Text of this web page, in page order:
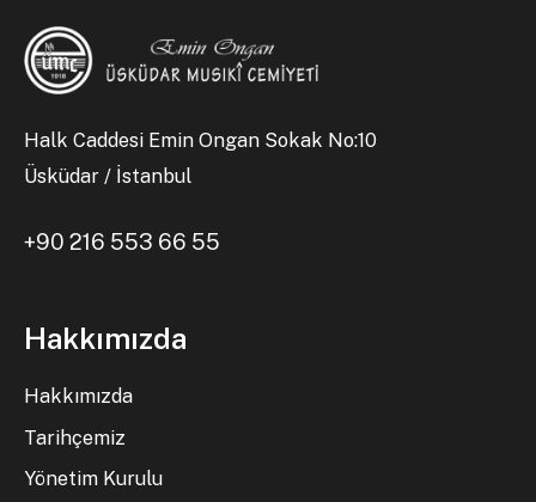
Halk Caddesi Emin Ongan Sokak No:10
Üsküdar / İstanbul
+90 216 553 66 55
Hakkımızda
Hakkımızda
Tarihçemiz
Yönetim Kurulu